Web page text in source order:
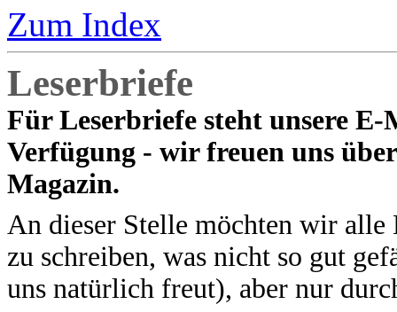
Zum Index
Leserbriefe
Für Leserbriefe steht unsere E-
Verfügung - wir freuen uns
Magazin.
An dieser Stelle möchten wir alle
zu schreiben, was nicht so gut
uns natürlich freut), aber nur